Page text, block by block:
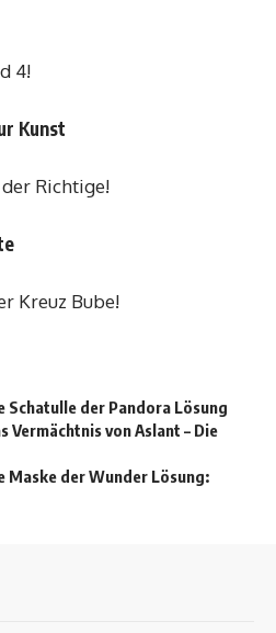
4!
Kunst
Richtige!
Kreuz Bube!
Schatulle der Pandora Lösung
Vermächtnis von Aslant – Die
Maske der Wunder Lösung: